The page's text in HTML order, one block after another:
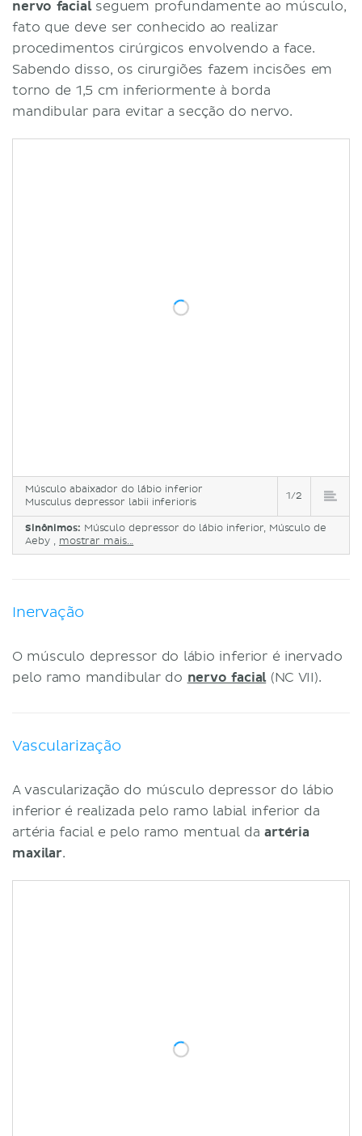
nervo facialseguem profundamente ao músculo,
fato que deve ser conhecido ao realizar
procedimentos cirúrgicos envolvendo a face.
Sabendo disso, os cirurgiões fazem incisões em
torno de 1,5 cm inferiormente à borda
mandibular para evitar a secção do nervo.
Músculo abaixador do lábio inferior
Musculus depressor labii inferioris
1/2
Sinônimos: Músculo depressor do lábio inferior, Músculo de
Aeby , mostrar mais...
Inervação
O músculo depressor do lábio inferior é inervado
pelo ramo mandibular do nervo facial(NC VII).
Vascularização
A vascularização do músculo depressor do lábio
inferior é realizada pelo ramo labial inferior da
artéria facial e pelo ramo mentual daartéria
maxilar.